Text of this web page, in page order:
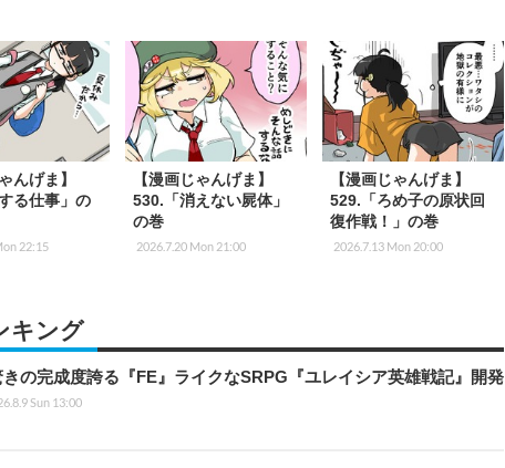
んげま】
る仕事」の
22:15
【漫画じゃんげま】
530.「消えない屍体」
の巻
2026.7.20 Mon 21:00
【漫画じゃんげま】
529.「ろめ子の原状回
復作戦！」の巻
2026.7.13 Mon 20:00
キング
の完成度誇る『FE』ライクなSRPG『ユレイシア英雄戦記』開発
Sun 13:00